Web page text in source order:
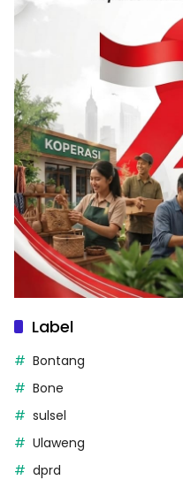
Label
Bontang
Bone
sulsel
Ulaweng
dprd